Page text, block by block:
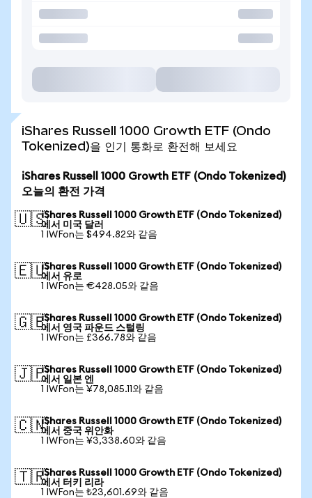
iShares Russell 1000 Growth ETF (Ondo
Tokenized)을 인기 통화로 환전해 보세요
iShares Russell 1000 Growth ETF (Ondo Tokenized)
오늘의 환전 가격
🇺🇸iShares Russell 1000 Growth ETF (Ondo Tokenized)
에서 미국 달러
1 IWFon는 $494.82와 같음
🇪🇺iShares Russell 1000 Growth ETF (Ondo Tokenized)
에서 유로
1 IWFon는 €428.05와 같음
🇬🇧iShares Russell 1000 Growth ETF (Ondo Tokenized)
에서 영국 파운드 스털링
1 IWFon는 £366.78와 같음
🇯🇵iShares Russell 1000 Growth ETF (Ondo Tokenized)
에서 일본 엔
1 IWFon는 ¥78,085.11와 같음
🇨🇳iShares Russell 1000 Growth ETF (Ondo Tokenized)
에서 중국 위안화
1 IWFon는 ¥3,338.60와 같음
🇹🇷iShares Russell 1000 Growth ETF (Ondo Tokenized)
에서 터키 리라
1 IWFon는 ₺23,601.69와 같음